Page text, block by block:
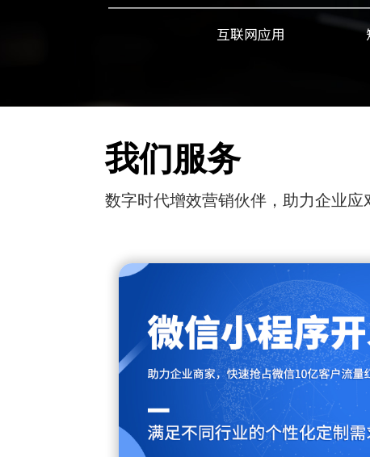
互联网应用
我们服务
数字时代增效营销伙伴，助力企业应